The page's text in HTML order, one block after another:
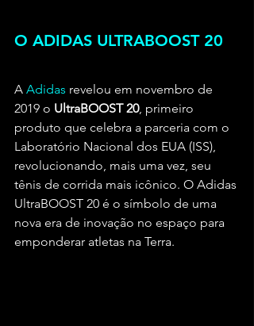
O ADIDAS ULTRABOOST 20
A Adidas revelou em novembro de
2019 o UltraBOOST 20, primeiro
produto que celebra a parceria com o
Laboratório Nacional dos EUA (ISS),
revolucionando, mais uma vez, seu
tênis de corrida mais icônico. O Adidas
UltraBOOST 20 é o símbolo de uma
nova era de inovação no espaço para
emponderar atletas na Terra.